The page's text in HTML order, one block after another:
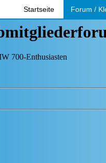
Startseite Forum /
700-Enthusiasten